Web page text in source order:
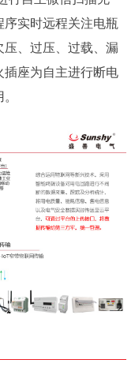
实时远程关注电瓶
压、过压、过载、漏
插座为自主进行断电